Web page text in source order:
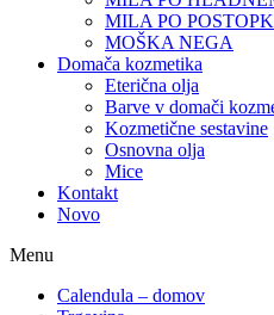
MILA PO
MOŠKA NEGA
Domača kozmetika
Eterična olja
Barve v domači
Kozmetične sestavine
Osnovna olja
Mice
Kontakt
Novo
Menu
Calendula – domov